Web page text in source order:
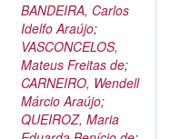
BANDEIRA, Carlos
Idelfo Araújo;
VASCONCELOS,
Mateus Freitas de;
CARNEIRO, Wendell
Márcio Araújo;
QUEIROZ, Maria